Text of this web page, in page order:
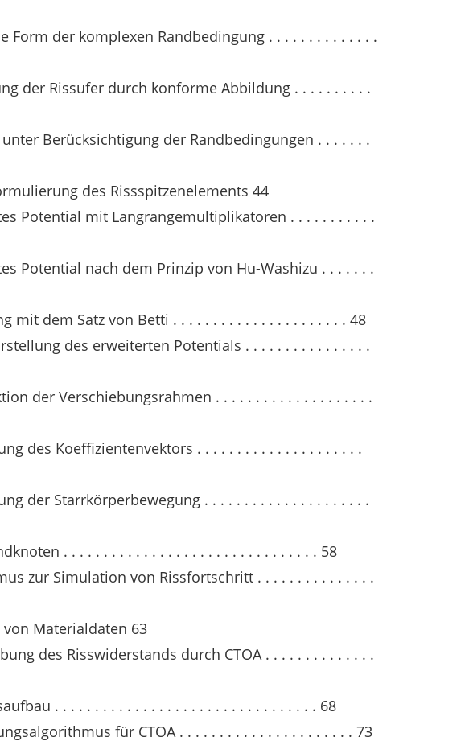
Form der komplexen Randbedingung . . . . . . . . . . . . . .
der Rissufer durch konforme Abbildung . . . . . . . . . .
Berücksichtigung der Randbedingungen . . . . . . .
des Rissspitzenelements 44
Potential mit Langrangemultiplikatoren . . . . . . . . . . .
Potential nach dem Prinzip von Hu-Washizu . . . . . . .
mit dem Satz von Betti . . . . . . . . . . . . . . . . . . . . . . 48
des erweiterten Potentials . . . . . . . . . . . . . . . .
der Verschiebungsrahmen . . . . . . . . . . . . . . . . . . . .
des Koeffizientenvektors . . . . . . . . . . . . . . . . . . . . .
der Starrkörperbewegung . . . . . . . . . . . . . . . . . . . . .
. . . . . . . . . . . . . . . . . . . . . . . . . . . . . . . . 58
zur Simulation von Rissfortschritt . . . . . . . . . . . . . . .
Materialdaten 63
des Risswiderstands durch CTOA . . . . . . . . . . . . . .
. . . . . . . . . . . . . . . . . . . . . . . . . . . . . . . . . 68
für CTOA . . . . . . . . . . . . . . . . . . . . . . 73